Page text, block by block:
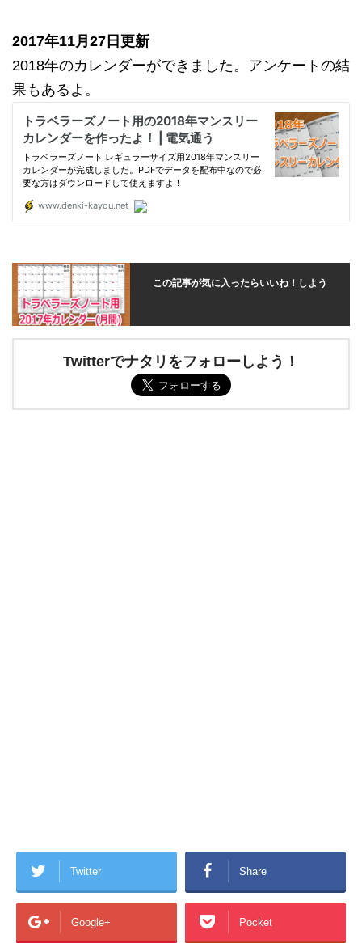
2017年11月27日更新
2018年のカレンダーができました。アンケートの結
果もあるよ。
この記事が気に入ったらいいね！しよう
Twitterでナタリをフォローしよう！
Twitter Share
Google+ Pocket